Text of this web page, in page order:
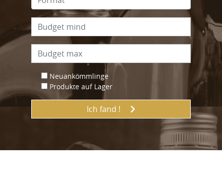
Neuankömmlinge
Produkte auf Lager
Ich fand !